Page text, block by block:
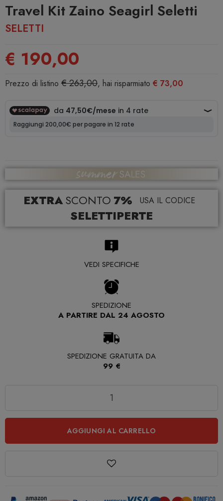
Travel Kit Zaino Seagirl Seletti
SELETTI
€ 190,00
Prezzo di listino € 263,00, hai risparmiato € 73,00
EXTRA SCONTO 7% USA IL CODICE
SELETTIPERTE
VEDI SPECIFICHE
SPEDIZIONE
A PARTIRE DAL 24 AGOSTO
SPEDIZIONE GRATUITA DA
99 €
AGGIUNGI AL CARRELLO